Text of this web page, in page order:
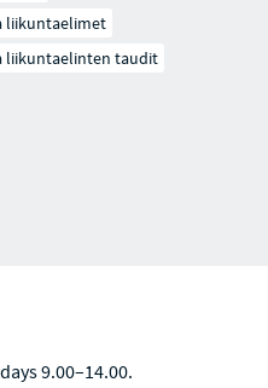
liikuntaelimet
liikuntaelinten taudit
9.00–14.00.